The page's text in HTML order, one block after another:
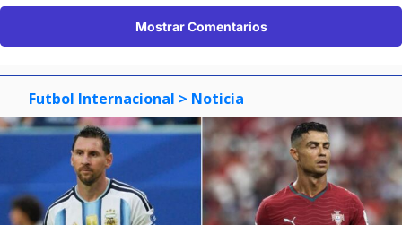
Mostrar Comentarios
Futbol Internacional > Noticia